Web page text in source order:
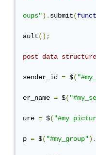
oups").submit(
ault();
post data structure
sender_id = $(
er_name = $(
ure = $(
p = $("#my_group"